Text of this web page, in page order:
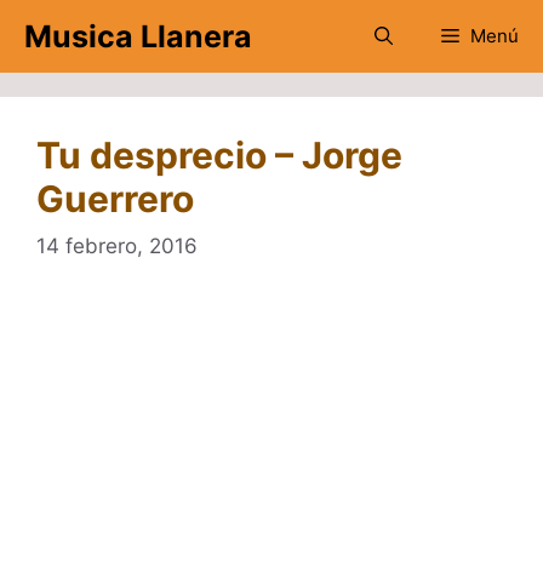
contenido
Musica Llanera Menú
Tu desprecio – Jorge
Guerrero
14 febrero, 2016